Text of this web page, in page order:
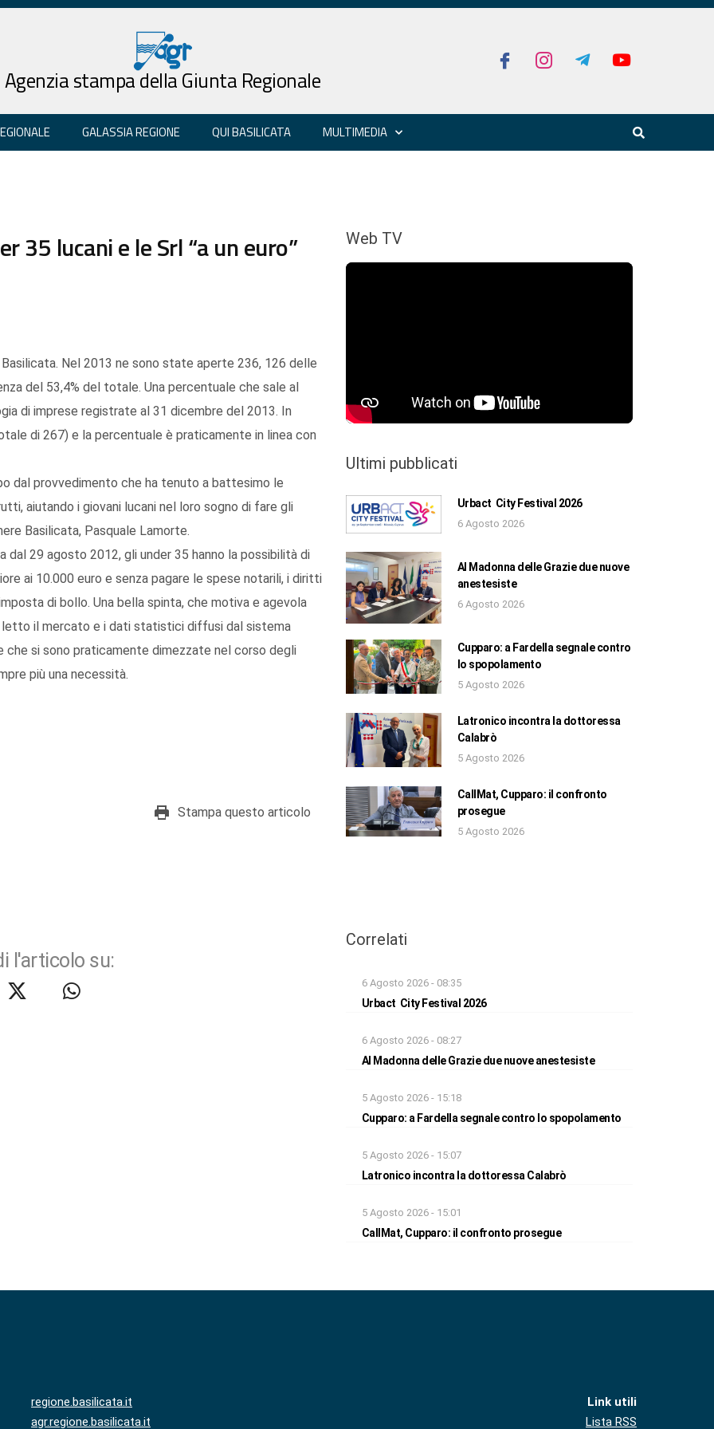
Agenzia stampa della Giunta Regionale
GALASSIA REGIONE QUI BASILICATA MULTIMEDIA
35 lucani e le Srl “a un euro”
Nel 2013 ne sono state aperte 236, 126 delle
del 53,4% del totale. Una percentuale che sale al
di imprese registrate al 31 dicembre del 2013. In
di 267) e la percentuale è praticamente in linea con
dal provvedimento che ha tenuto a battesimo le
aiutando i giovani lucani nel loro sogno di fare gli
Basilicata, Pasquale Lamorte.
29 agosto 2012, gli under 35 hanno la possibilità di
ai 10.000 euro e senza pagare le spese notarili, i diritti
di bollo. Una bella spinta, che motiva e agevola
letto il mercato e i dati statistici diffusi dal sistema
si sono praticamente dimezzate nel corso degli
più una necessità.
Stampa questo articolo
l'articolo su:
Web TV
Ultimi pubblicati
Urbact City Festival 2026
6 Agosto 2026
Al Madonna delle Grazie due nuove
anestesiste
6 Agosto 2026
Cupparo: a Fardella segnale contro
lo spopolamento
5 Agosto 2026
Latronico incontra la dottoressa
Calabrò
5 Agosto 2026
CallMat, Cupparo: il confronto
prosegue
5 Agosto 2026
Correlati
6 Agosto 2026 - 08:35
Urbact City Festival 2026
6 Agosto 2026 - 08:27
Al Madonna delle Grazie due nuove anestesiste
5 Agosto 2026 - 15:18
Cupparo: a Fardella segnale contro lo spopolamento
5 Agosto 2026 - 15:07
Latronico incontra la dottoressa Calabrò
5 Agosto 2026 - 15:01
CallMat, Cupparo: il confronto prosegue
regione.basilicata.it
agr.regione.basilicata.it
Link utili
Lista RSS